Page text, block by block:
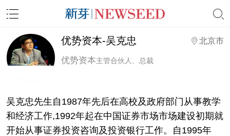
优势资本-吴克忠 北京市
优势资本主管合伙人、总裁
吴克忠先生自1987年先后在高校及政府部门从事教学
和经济工作,1992年起在中国证券市场市场建设初期就
开始从事证券投资咨询及投资银行工作。自1995年